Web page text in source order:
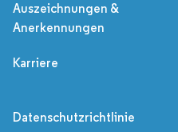
Auszeichnungen &
Anerkennungen
Karriere
Datenschutzrichtlinie